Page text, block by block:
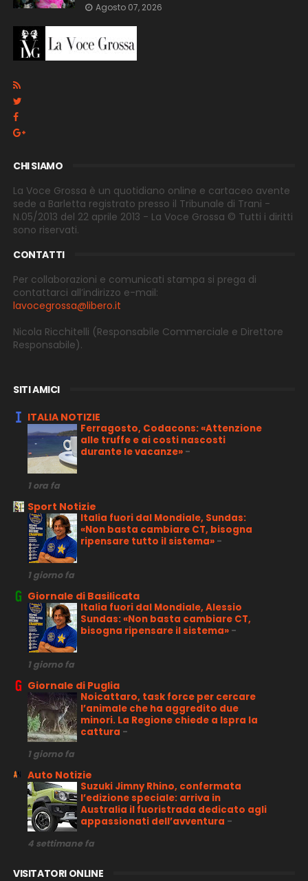
Agosto 07, 2026
CHI SIAMO
La Voce Grossa è un quotidiano online e cartaceo avente
sede a Barletta registrato presso il Tribunale di Trani -
N.05/2013 del 22 aprile 2013 - La Voce Grossa © Tutti i diritti
sono riservati.
CONTATTI
Per collaborazioni e comunicati stampa si prega di
contattarci all’indirizzo e-mail:
lavocegrossa@libero.it
Nicola Ricchitelli (Responsabile Commerciale e Direttore
Responsabile).
SITI AMICI
ITALIA NOTIZIE
Ferragosto, Codacons: «Attenzione
alle truffe e ai costi nascosti
durante le vacanze» -
1 ora fa
Sport Notizie
Italia fuori dal Mondiale, Sundas:
«Non basta cambiare CT, bisogna
ripensare tutto il sistema» -
1 giorno fa
Giornale di Basilicata
Italia fuori dal Mondiale, Alessio
Sundas: «Non basta cambiare CT,
bisogna ripensare il sistema» -
1 giorno fa
Giornale di Puglia
Noicattaro, task force per cercare
l’animale che ha aggredito due
minori. La Regione chiede a Ispra la
cattura -
1 giorno fa
Auto Notizie
Suzuki Jimny Rhino, confermata
l’edizione speciale: arriva in
Australia il fuoristrada dedicato agli
appassionati dell’avventura -
4 settimane fa
VISITATORI ONLINE